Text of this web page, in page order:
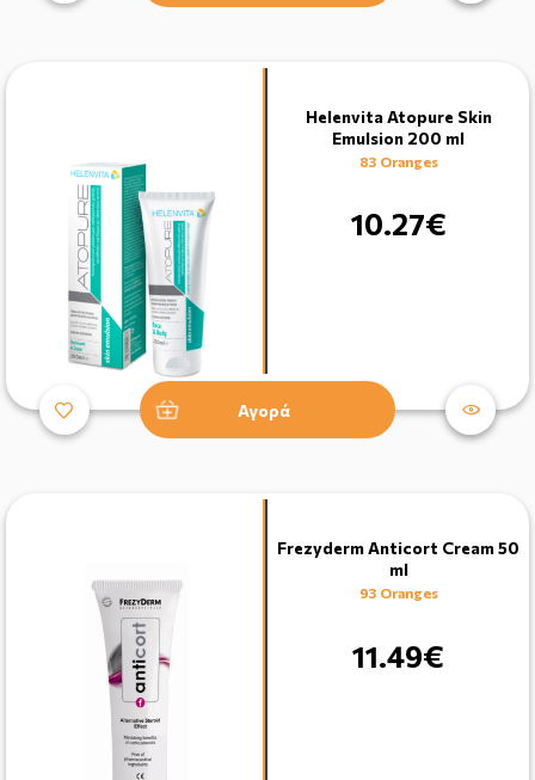
Helenvita Atopure Skin
Emulsion 200 ml
83 Oranges
10.27€
Αγορά
Frezyderm Anticort Cream 50
ml
93 Oranges
11.49€